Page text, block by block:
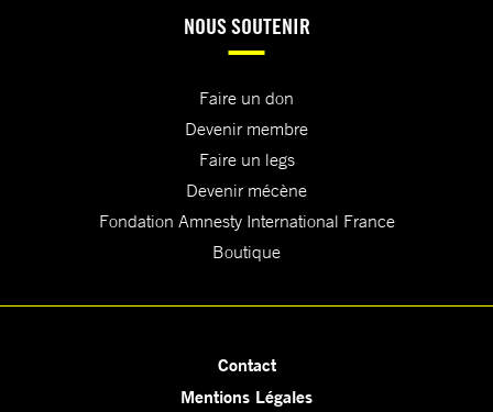
NOUS SOUTENIR
Faire un don
Devenir membre
Faire un legs
Devenir mécène
Fondation Amnesty International France
Boutique
Contact
Mentions Légales